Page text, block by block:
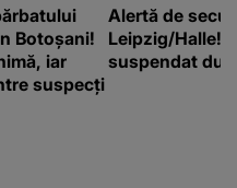
Botoșani!
iar
suspecți
Alertă de
Leipzig/Halle!
suspendat